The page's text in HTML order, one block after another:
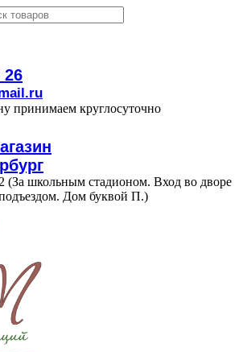
26
принимаем круглосуточно
(За школьным стадионом. Вход во дворе
Дом буквой П.)